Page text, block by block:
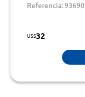
Referencia:
U$S32